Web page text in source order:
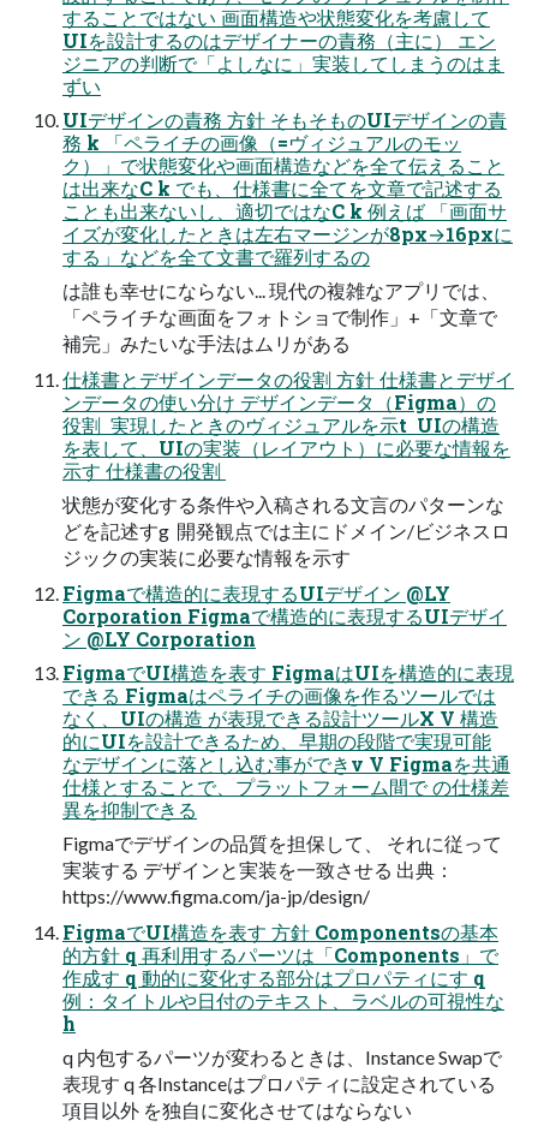
することではない 画面構造や状態変化を考慮して
UIを設計するのはデザイナーの責務（主に） エン
ジニアの判断で「よしなに」実装してしまうのはま
ずい
UIデザインの責務 方針 そもそものUIデザインの責
務 k 「ペライチの画像（=ヴィジュアルのモッ
ク）」で状態変化や画面構造などを全て伝えること
は出来なC k でも、仕様書に全てを文章で記述する
ことも出来ないし、適切ではなC k 例えば 「画面サ
イズが変化したときは左右マージンが8px→16pxに
する」などを全て文書で羅列するの
は誰も幸せにならない... 現代の複雑なアプリでは、
「ペライチな画面をフォトショで制作」+「文章で
補完」みたいな手法はムリがある
仕様書とデザインデータの役割 方針 仕様書とデザイ
ンデータの使い分け デザインデータ（Figma）の
役割  実現したときのヴィジュアルを示t  UIの構造
を表して、UIの実装（レイアウト）に必要な情報を
示す 仕様書の役割 
状態が変化する条件や入稿される文言のパターンな
どを記述すg  開発観点では主にドメイン/ビジネスロ
ジックの実装に必要な情報を示す
Figmaで構造的に表現するUIデザイン @LY
Corporation Figmaで構造的に表現するUIデザイ
ン @LY Corporation
FigmaでUI構造を表す FigmaはUIを構造的に表現
できる Figmaはペライチの画像を作るツールでは
なく、UIの構造 が表現できる設計ツールX V 構造
的にUIを設計できるため、早期の段階で実現可能
なデザインに落とし込む事ができv V Figmaを共通
仕様とすることで、プラットフォーム間で の仕様差
異を抑制できる
Figmaでデザインの品質を担保して、 それに従って
実装する デザインと実装を一致させる 出典：
https://www.figma.com/ja-jp/design/
FigmaでUI構造を表す 方針 Componentsの基本
的方針 q 再利用するパーツは「Components」で
作成す q 動的に変化する部分はプロパティにす q
例：タイトルや日付のテキスト、ラベルの可視性な
h
q 内包するパーツが変わるときは、Instance Swapで
表現す q 各Instanceはプロパティに設定されている
項目以外 を独自に変化させてはならない